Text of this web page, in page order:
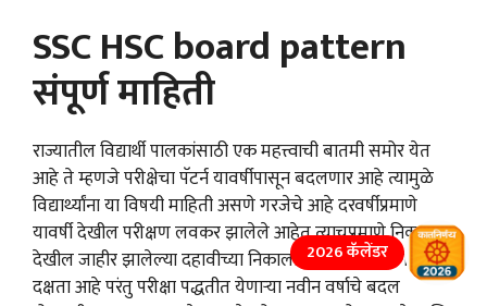
SSC HSC board pattern
संपूर्ण माहिती
राज्यातील विद्यार्थी पालकांसाठी एक महत्त्वाची बातमी समोर येत
आहे ते म्हणजे परीक्षेचा पॅटर्न यावर्षीपासून बदलणार आहे त्यामुळे
विद्यार्थ्यांना या विषयी माहिती असणे गरजेचे आहे दरवर्षीप्रमाणे
यावर्षी देखील परीक्षण लवकर झालेले आहेत त्याचप्रमाणे निकाल
देखील जाहीर झालेल्या दहावीच्या निकालाचा लवकरच लागण्याची
दक्षता आहे परंतु परीक्षा पद्धतीत येणाऱ्या नवीन वर्षाचे बदल
2026 कॅलेंडर